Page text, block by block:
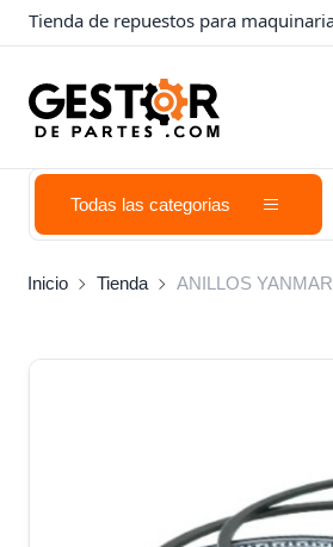
Tienda de repuestos para
Todas las categorias
Inicio Tienda ANILLOS